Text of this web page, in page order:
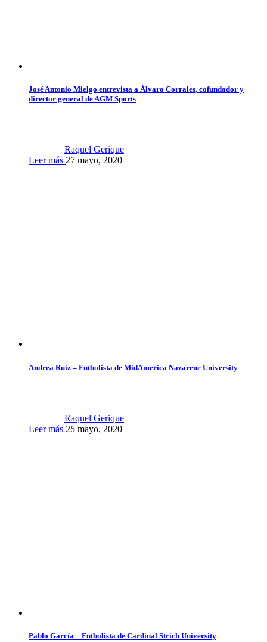
José Antonio Mielgo entrevista a Álvaro Corrales, cofundador y
director general de AGM Sports
Raquel Gerique
Leer más 27 mayo, 2020
Andrea Ruiz – Futbolista de MidAmerica Nazarene University
Raquel Gerique
Leer más 25 mayo, 2020
Pablo García – Futbolista de Cardinal Strich University